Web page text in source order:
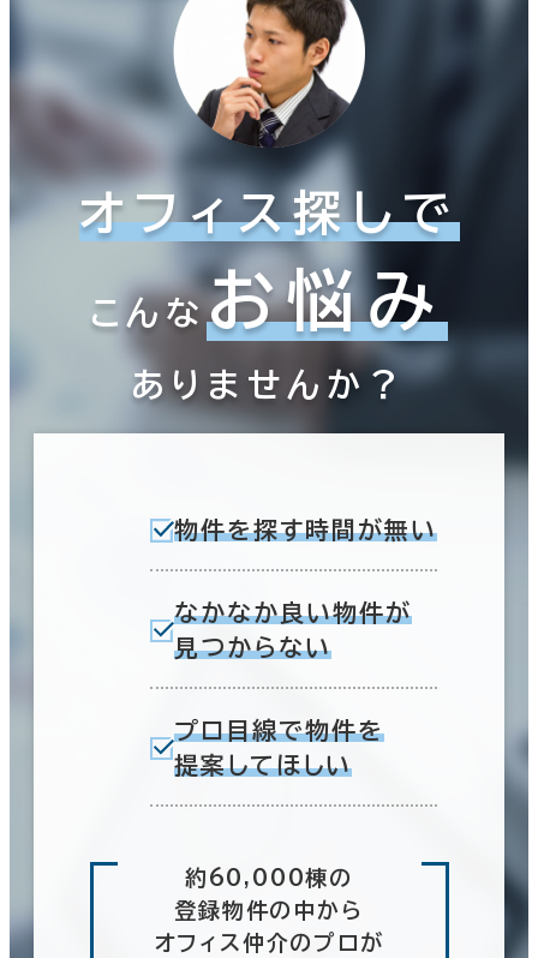
オフィス探しで
こんなお悩み
ありませんか？
物件を探す時間が無い
なかなか良い物件が
見つからない
プロ目線で物件を
提案してほしい
約60,000棟の
登録物件の中から
オフィス仲介のプロが